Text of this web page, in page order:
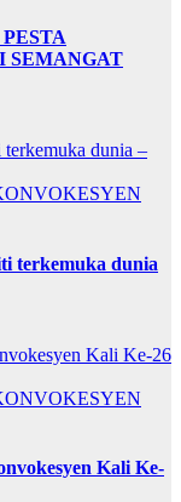
SEMANGAT
terkemuka dunia
Kali Ke-